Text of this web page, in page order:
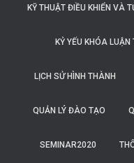
KỸ THUẬT ĐIỀU KHIỂN VÀ
KỶ YẾU KHÓA
LỊCH SỬ HÌNH THÀNH
QUẢN LÝ ĐÀO TẠO
SEMINAR2020